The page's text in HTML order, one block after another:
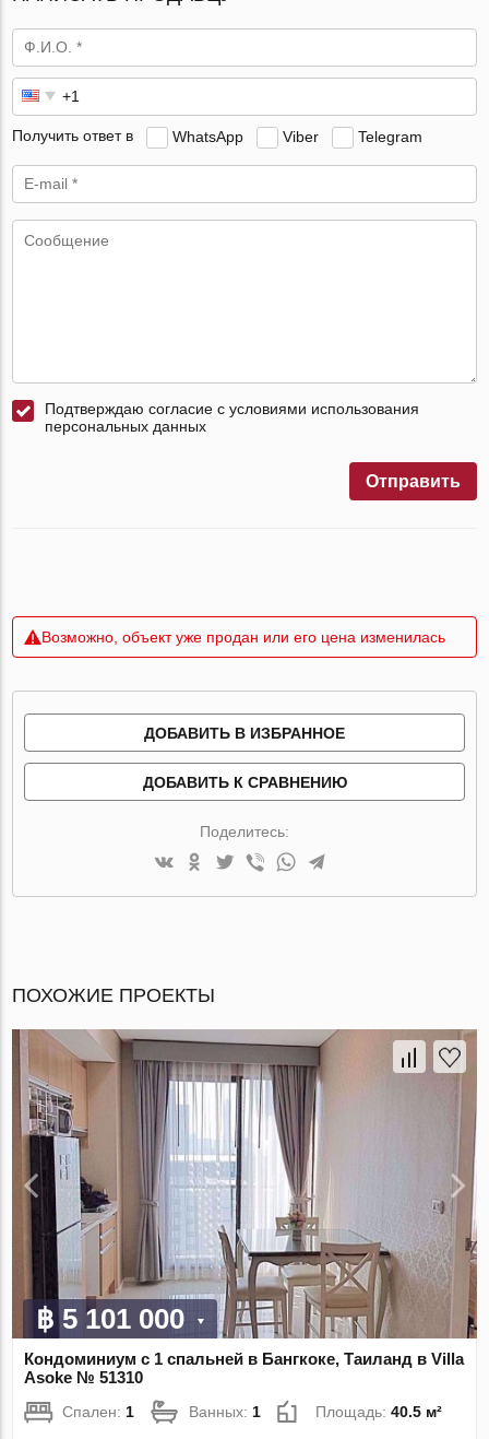
Получить ответ в WhatsApp Viber Telegram
Подтверждаю согласие с условиями использования
персональных данных
Отправить
Возможно, объект уже продан или его цена изменилась
ДОБАВИТЬ В ИЗБРАННОЕ
ДОБАВИТЬ К СРАВНЕНИЮ
Поделитесь:
ПОХОЖИЕ ПРОЕКТЫ
฿ 5 101 000
Кондоминиум с 1 спальней в Бангкоке, Таиланд в Villa
Asoke № 51310
Спален:1 Ванных:1 Площадь:40.5 м²